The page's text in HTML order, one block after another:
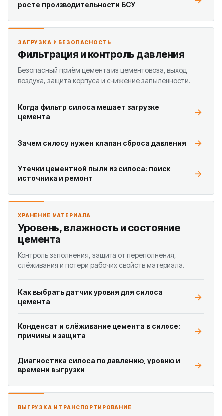
росте производительности БСУ
ЗАГРУЗКА И БЕЗОПАСНОСТЬ
Фильтрация и контроль давления
Безопасный приём цемента из цементовоза, выход
воздуха, защита корпуса и снижение запылённости.
Когда фильтр силоса мешает загрузке
цемента
Зачем силосу нужен клапан сброса давления
Утечки цементной пыли из силоса: поиск
источника и ремонт
ХРАНЕНИЕ МАТЕРИАЛА
Уровень, влажность и состояние
цемента
Контроль заполнения, защита от переполнения,
слёживания и потери рабочих свойств материала.
Как выбрать датчик уровня для силоса
цемента
Конденсат и слёживание цемента в силосе:
причины и защита
Диагностика силоса по давлению, уровню и
времени выгрузки
ВЫГРУЗКА И ТРАНСПОРТИРОВАНИЕ